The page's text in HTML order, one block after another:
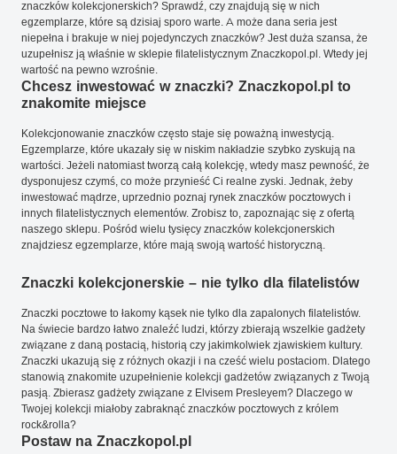
znaczków kolekcjonerskich? Sprawdź, czy znajdują się w nich
egzemplarze, które są dzisiaj sporo warte. A może dana seria jest
niepełna i brakuje w niej pojedynczych znaczków? Jest duża szansa, że
uzupełnisz ją właśnie w sklepie filatelistycznym Znaczkopol.pl. Wtedy jej
wartość na pewno wzrośnie.
Chcesz inwestować w znaczki? Znaczkopol.pl to
znakomite miejsce
Kolekcjonowanie znaczków często staje się poważną inwestycją.
Egzemplarze, które ukazały się w niskim nakładzie szybko zyskują na
wartości. Jeżeli natomiast tworzą całą kolekcję, wtedy masz pewność, że
dysponujesz czymś, co może przynieść Ci realne zyski. Jednak, żeby
inwestować mądrze, uprzednio poznaj rynek znaczków pocztowych i
innych filatelistycznych elementów. Zrobisz to, zapoznając się z ofertą
naszego sklepu. Pośród wielu tysięcy znaczków kolekcjonerskich
znajdziesz egzemplarze, które mają swoją wartość historyczną.
Znaczki kolekcjonerskie – nie tylko dla filatelistów
Znaczki pocztowe to łakomy kąsek nie tylko dla zapalonych filatelistów.
Na świecie bardzo łatwo znaleźć ludzi, którzy zbierają wszelkie gadżety
związane z daną postacią, historią czy jakimkolwiek zjawiskiem kultury.
Znaczki ukazują się z różnych okazji i na cześć wielu postaciom. Dlatego
stanowią znakomite uzupełnienie kolekcji gadżetów związanych z Twoją
pasją. Zbierasz gadżety związane z Elvisem Presleyem? Dlaczego w
Twojej kolekcji miałoby zabraknąć znaczków pocztowych z królem
rock&rolla?
Postaw na Znaczkopol.pl